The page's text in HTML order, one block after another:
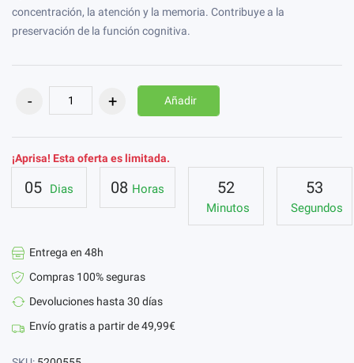
concentración, la atención y la memoria. Contribuye a la
preservación de la función cognitiva.
Añadir
¡Aprisa! Esta oferta es limitada.
05 Dias 08 Horas 52
Minutos
53
Segundos
Entrega en 48h
Compras 100% seguras
Devoluciones hasta 30 días
Envío gratis a partir de 49,99€